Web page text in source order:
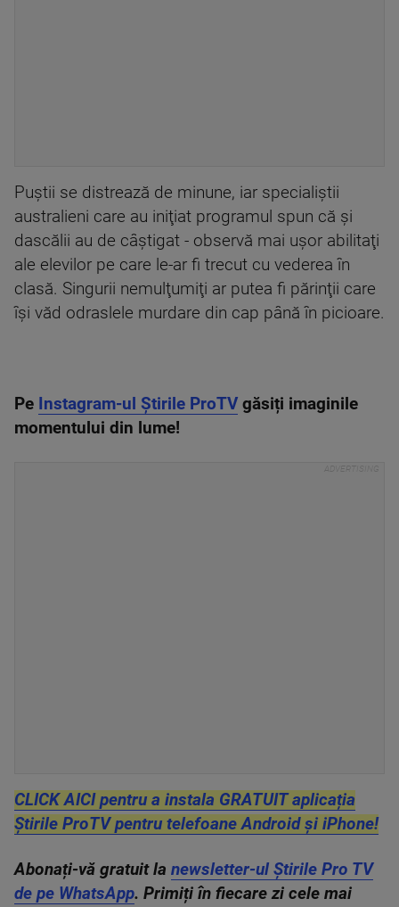
Puștii se distrează de minune, iar specialiştii
australieni care au iniţiat programul spun că şi
dascălii au de câştigat - observă mai uşor abilitaţi
ale elevilor pe care le-ar fi trecut cu vederea în
clasă. Singurii nemulţumiţi ar putea fi părinţii care
îşi văd odraslele murdare din cap până în picioare.
Pe Instagram-ul Știrile ProTV găsiți imaginile
momentului din lume!
CLICK AICI pentru a instala GRATUIT aplicația
Știrile ProTV pentru telefoane Android și iPhone!
Abonați-vă gratuit la newsletter-ul Știrile Pro TV
de pe WhatsApp. Primiți în fiecare zi cele mai